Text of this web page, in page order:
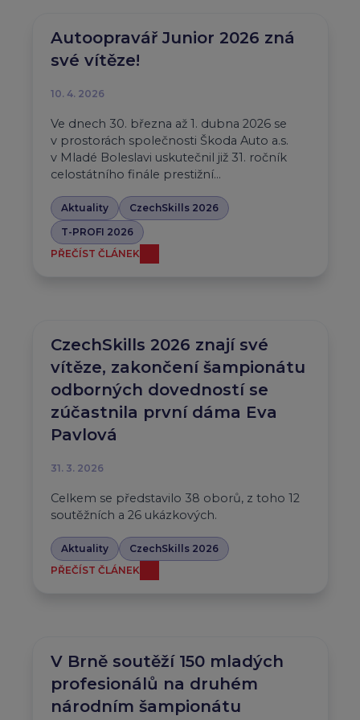
Autoopravář Junior 2026 zná
své vítěze!
10. 4. 2026
Ve dnech 30. března až 1. dubna 2026 se
v prostorách společnosti Škoda Auto a.s.
v Mladé Boleslavi uskutečnil již 31. ročník
celostátního finále prestižní…
Aktuality
CzechSkills 2026
T-PROFI 2026
PŘEČÍST ČLÁNEK
CzechSkills 2026 znají své
vítěze, zakončení šampionátu
odborných dovedností se
zúčastnila první dáma Eva
Pavlová
31. 3. 2026
Celkem se představilo 38 oborů, z toho 12
soutěžních a 26 ukázkových.
Aktuality
CzechSkills 2026
PŘEČÍST ČLÁNEK
V Brně soutěží 150 mladých
profesionálů na druhém
národním šampionátu